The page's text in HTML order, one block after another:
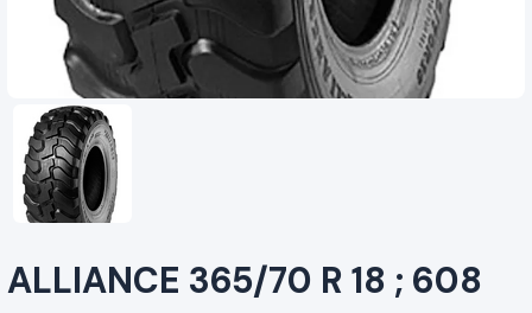
ALLIANCE 365/70 R 18 ; 608